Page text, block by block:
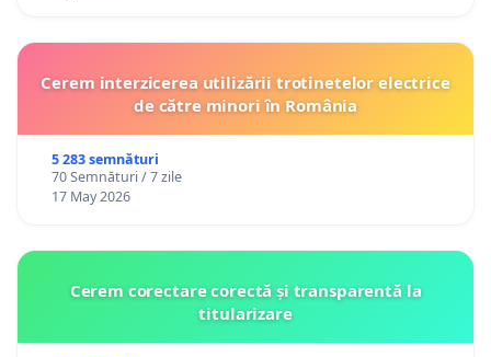
Cerem interzicerea utilizării trotinetelor electrice
de către minori în România
5 283 semnături
70 Semnături / 7 zile
17 May 2026
Cerem corectare corectă și transparentă la
titularizare